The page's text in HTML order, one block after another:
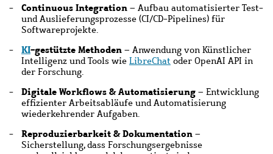
Continuous Integration – Aufbau automatisierter Test-
und Auslieferungsprozesse (CI/CD-Pipelines) für
Softwareprojekte.
KI-gestützte Methoden – Anwendung von Künstlicher
Intelligenz und Tools wie LibreChat oder OpenAI API in
der Forschung.
Digitale Workflows & Automatisierung – Entwicklung
effizienter Arbeitsabläufe und Automatisierung
wiederkehrender Aufgaben.
Reproduzierbarkeit & Dokumentation –
Sicherstellung, dass Forschungsergebnisse